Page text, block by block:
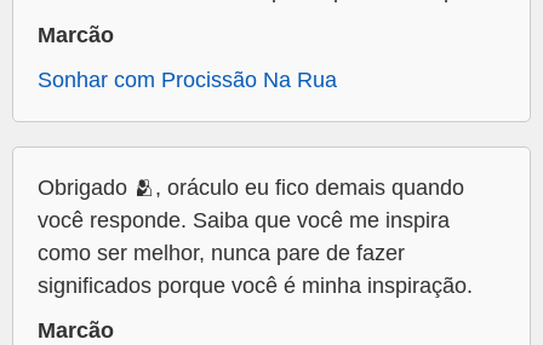
Marcão
Sonhar com Procissão Na Rua
Obrigado 🫂, oráculo eu fico demais quando
você responde. Saiba que você me inspira
como ser melhor, nunca pare de fazer
significados porque você é minha inspiração.
Marcão